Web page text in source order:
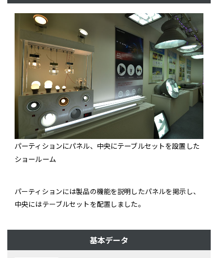
パーティションにパネル、中央にテーブルセットを設置した
ショールーム
パーティションには製品の機能を説明したパネルを掲示し、
中央にはテーブルセットを配置しました。
基本データ